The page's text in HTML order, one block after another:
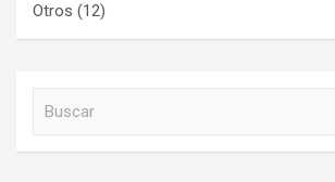
Otros (12)